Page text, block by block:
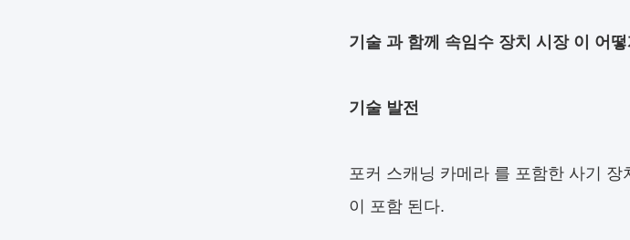
기술 과 함께 속임수 장치 시장 이 어
기술 발전
포커 스캐닝 카메라 를 포함한 사기
이 포함 된다.